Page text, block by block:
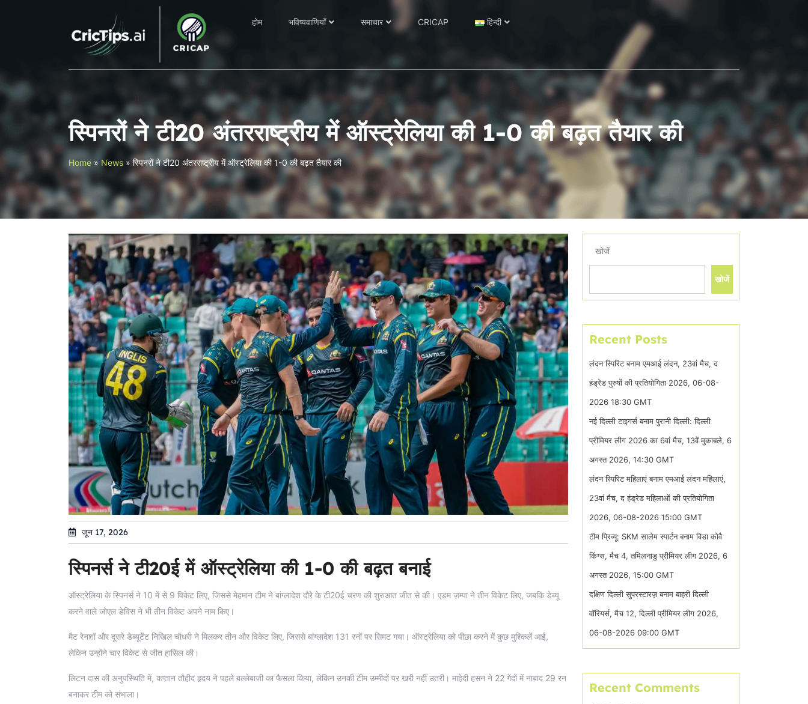
होम भविष्यवाणियाँ समाचार CRICAP हिन्दी
स्पिनरों ने टी20 अंतरराष्ट्रीय में ऑस्ट्रेलिया की 1-0 की बढ़त तैयार की
Home » News »स्पिनरों ने टी20 अंतरराष्ट्रीय में ऑस्ट्रेलिया की 1-0 की बढ़त तैयार की
जून 17, 2026
स्पिनर्स ने टी20ई में ऑस्ट्रेलिया की 1-0 की बढ़त बनाई
ऑस्ट्रेलिया के स्पिनर्स ने 10 में से 9 विकेट लिए, जिससे मेहमान टीम ने बांग्लादेश दौरे के टी20ई चरण की शुरुआत जीत से की। एडम ज़म्पा ने तीन विकेट लिए, जबकि डेब्यू
करने वाले जोएल डेविस ने भी तीन विकेट अपने नाम किए।
मैट रेनशॉ और दूसरे डेब्यूटेंट निखिल चौधरी ने मिलकर तीन और विकेट लिए, जिससे बांग्लादेश 131 रनों पर सिमट गया। ऑस्ट्रेलिया को पीछा करने में कुछ मुश्किलें आईं,
लेकिन उन्होंने चार विकेट से जीत हासिल की।
लिटन दास की अनुपस्थिति में, कप्तान तौहीद हृदय ने पहले बल्लेबाजी का फैसला किया, लेकिन उनकी टीम उम्मीदों पर खरी नहीं उतरी। माहेदी हसन ने 22 गेंदों में नाबाद 29 रन
बनाकर टीम को संभाला।
खोजें
खोजें
Recent Posts
लंदन स्पिरिट बनाम एमआई लंदन, 23वां मैच, द
हंड्रेड पुरुषों की प्रतियोगिता 2026, 06-08-
2026 18:30 GMT
नई दिल्ली टाइगर्स बनाम पुरानी दिल्ली: दिल्ली
प्रीमियर लीग 2026 का 6वां मैच, 13वें मुकाबले, 6
अगस्त 2026, 14:30 GMT
लंदन स्पिरिट महिलाएं बनाम एमआई लंदन महिलाएं,
23वां मैच, द हंड्रेड महिलाओं की प्रतियोगिता
2026, 06-08-2026 15:00 GMT
टीम प्रिव्यू: SKM सालेम स्पार्टन बनाम विडा कोवै
किंग्स, मैच 4, तमिलनाडु प्रीमियर लीग 2026, 6
अगस्त 2026, 15:00 GMT
दक्षिण दिल्ली सुपरस्टारज़ बनाम बाहरी दिल्ली
वॉरियर्स, मैच 12, दिल्ली प्रीमियर लीग 2026,
06-08-2026 09:00 GMT
Recent Comments